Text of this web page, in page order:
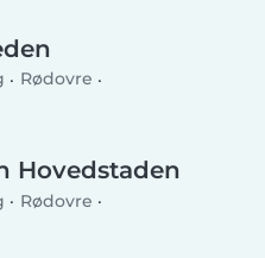
Rødovre
Hovedstaden
Rødovre